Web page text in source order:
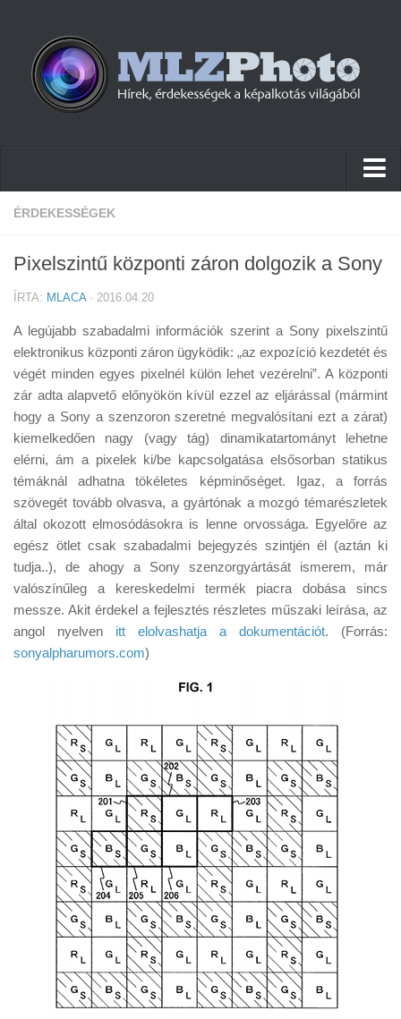
Hírek
Cikkek
Firmware
Tudástár
Érdekességek
Helyszíni Riport
E-BB
ÉRDEKESSÉGEK
Pixelszintű központi záron dolgozik a Sony
ÍRTA: MLACA· 2016.04.20
A legújabb szabadalmi információk szerint a Sony pixelszintű
elektronikus központi záron ügyködik: „az expozíció kezdetét és
végét minden egyes pixelnél külön lehet vezérelni”. A központi
zár adta alapvető előnyökön kívül ezzel az eljárással (mármint
hogy a Sony a szenzoron szeretné megvalósítani ezt a zárat)
kiemelkedően nagy (vagy tág) dinamikatartományt lehetne
elérni, ám a pixelek ki/be kapcsolgatása elsősorban statikus
témáknál adhatna tökéletes képminőséget. Igaz, a forrás
szövegét tovább olvasva, a gyártónak a mozgó témarészletek
által okozott elmosódásokra is lenne orvossága. Egyelőre az
egész ötlet csak szabadalmi bejegyzés szintjén él (aztán ki
tudja..), de ahogy a Sony szenzorgyártását ismerem, már
valószínűleg a kereskedelmi termék piacra dobása sincs
messze. Akit érdekel a fejlesztés részletes műszaki leírása, az
angol nyelven itt elolvashatja a dokumentációt. (Forrás:
sonyalpharumors.com)